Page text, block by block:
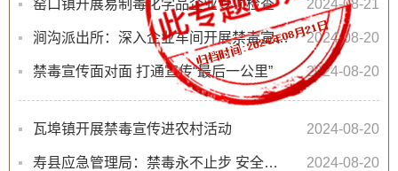
窑口镇开展易制毒化学品企业专项检查 2024-08-21
涧沟派出所：深入企业车间开展禁毒宣传活动 2024-08-20
禁毒宣传面对面 打通宣传“最后一公里” 2024-08-20
瓦埠镇开展禁毒宣传进农村活动 2024-08-20
寿县应急管理局：禁毒永不止步 安全入脑入心 2024-08-20